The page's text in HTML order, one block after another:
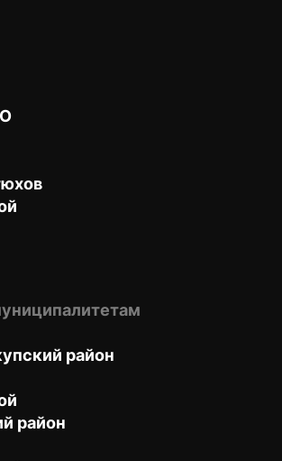
район
район